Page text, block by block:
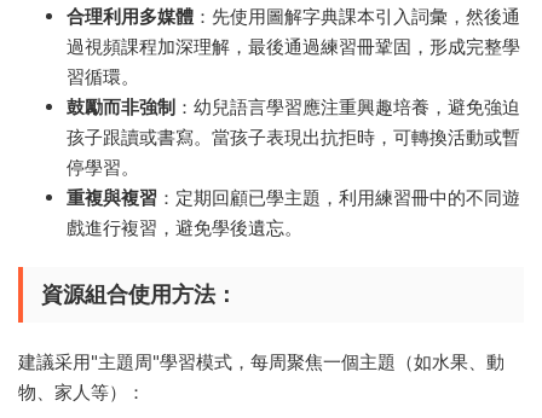
合理利用多媒體 ：先使用圖解字典課本引入詞彙，然後通
過視頻課程加深理解，最後通過練習冊鞏固，形成完整學
習循環。
鼓勵而非強制 ：幼兒語言學習應注重興趣培養，避免強迫
孩子跟讀或書寫。當孩子表現出抗拒時，可轉換活動或暫
停學習。
重複與複習 ：定期回顧已學主題，利用練習冊中的不同遊
戲進行複習，避免學後遺忘。
資源組合使用方法：
建議采用"主題周"學習模式，每周聚焦一個主題（如水果、動
物、家人等）：